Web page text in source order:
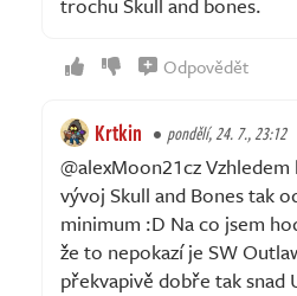
Odpovědět
Krtkin pondělí, 24. 7., 23:12
@alexMoon21cz
vývoj Skull and Bones tak
minimum :D Na co jsem
že to nepokazí je SW
překvapivě dobře tak snad